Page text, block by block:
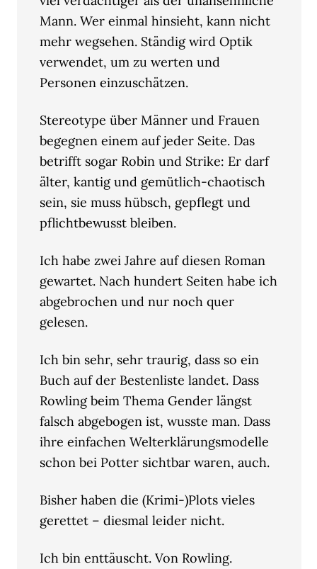
Mann. Wer einmal hinsieht, kann nicht
mehr wegsehen. Ständig wird Optik
verwendet, um zu werten und
Personen einzuschätzen.
Stereotype über Männer und Frauen
begegnen einem auf jeder Seite. Das
betrifft sogar Robin und Strike: Er darf
älter, kantig und gemütlich-chaotisch
sein, sie muss hübsch, gepflegt und
pflichtbewusst bleiben.
Ich habe zwei Jahre auf diesen Roman
gewartet. Nach hundert Seiten habe ich
abgebrochen und nur noch quer
gelesen.
Ich bin sehr, sehr traurig, dass so ein
Buch auf der Bestenliste landet. Dass
Rowling beim Thema Gender längst
falsch abgebogen ist, wusste man. Dass
ihre einfachen Welterklärungsmodelle
schon bei Potter sichtbar waren, auch.
Bisher haben die (Krimi-)Plots vieles
gerettet – diesmal leider nicht.
Ich bin enttäuscht. Von Rowling.